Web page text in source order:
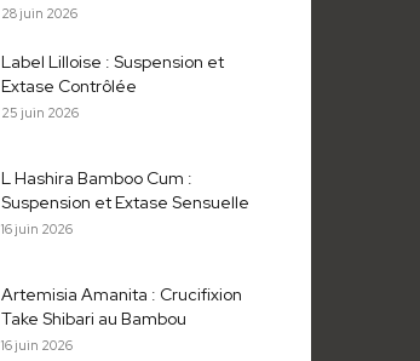
28 juin 2026
Label Lilloise : Suspension et
Extase Contrôlée
25 juin 2026
L Hashira Bamboo Cum :
Suspension et Extase Sensuelle
16 juin 2026
Artemisia Amanita : Crucifixion
Take Shibari au Bambou
16 juin 2026